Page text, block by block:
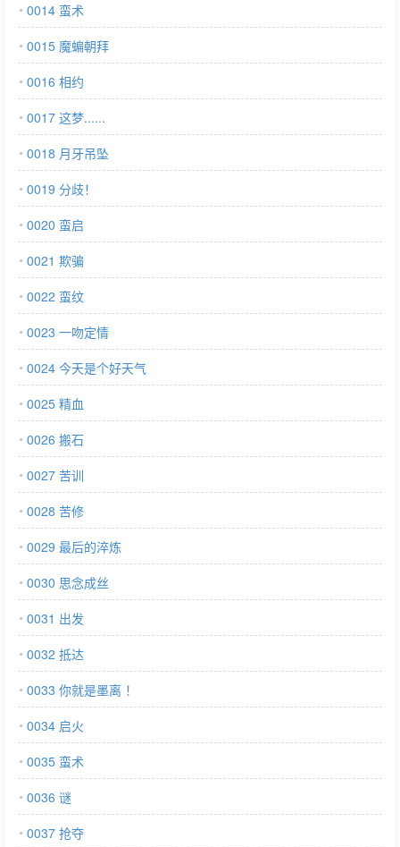
0014 蛮术
0015 魔蝙朝拜
0016 相约
0017 这梦......
0018 月牙吊坠
0019 分歧！
0020 蛮启
0021 欺骗
0022 蛮纹
0023 一吻定情
0024 今天是个好天气
0025 精血
0026 搬石
0027 苦训
0028 苦修
0029 最后的淬炼
0030 思念成丝
0031 出发
0032 抵达
0033 你就是墨离 ！
0034 启火
0035 蛮术
0036 谜
0037 抢夺